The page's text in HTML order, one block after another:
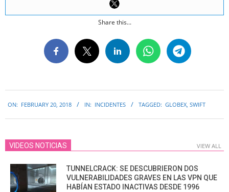
Share this...
02-
20
ON: FEBRUARY 20, 2018 IN: INCIDENTES TAGGED: GLOBEX, SWIFT
VIDEOS NOTICIAS VIEW ALL
TUNNELCRACK: SE DESCUBRIERON DOS
VULNERABILIDADES GRAVES EN LAS VPN QUE
HABÍAN ESTADO INACTIVAS DESDE 1996